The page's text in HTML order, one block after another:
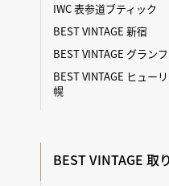
IWC 表参道ブティック
BEST VINTAGE 新宿
BEST VINTAGE グラン
BEST VINTAGE ヒュー
幌
BEST VINTAGE 取